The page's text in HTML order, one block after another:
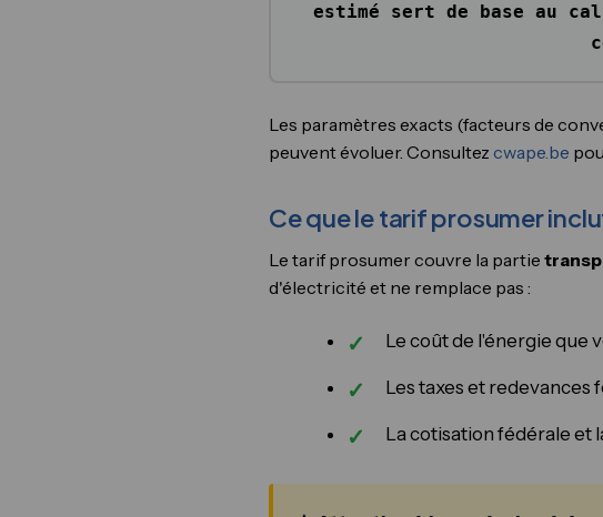
estimé sert de base au
Les paramètres exacts (facteurs de
peuvent évoluer. Consultez cwape.be
Ce que le tarif prosumer
Le tarif prosumer couvre la partie
d'électricité et ne remplace pas :
Le coût de l'énergie que
Les taxes et redevances
La cotisation fédérale et